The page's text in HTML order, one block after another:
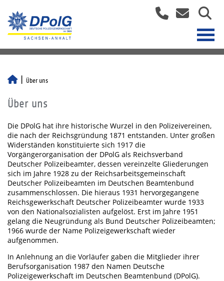
Über uns
Über uns
Die DPolG hat ihre historische Wurzel in den Polizeivereinen,
die nach der Reichsgründung 1871 entstanden. Unter großen
Widerständen konstituierte sich 1917 die
Vorgängerorganisation der DPolG als Reichsverband
Deutscher Polizeibeamter, dessen vereinzelte Gliederungen
sich im Jahre 1928 zu der Reichsarbeitsgemeinschaft
Deutscher Polizeibeamten im Deutschen Beamtenbund
zusammenschlossen. Die hieraus 1931 hervorgegangene
Reichsgewerkschaft Deutscher Polizeibeamter wurde 1933
von den Nationalsozialisten aufgelöst. Erst im Jahre 1951
gelang die Neugründung als Bund Deutscher Polizeibeamten;
1966 wurde der Name Polizeigewerkschaft wieder
aufgenommen.
In Anlehnung an die Vorläufer gaben die Mitglieder ihrer
Berufsorganisation 1987 den Namen Deutsche
Polizeigewerkschaft im Deutschen Beamtenbund (DPolG).